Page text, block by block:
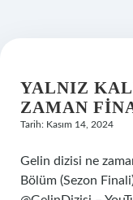
YALNIZ
ZAMAN
Tarih: Kasım 14, 2024
Gelin dizisi ne
Bölüm (Sezon